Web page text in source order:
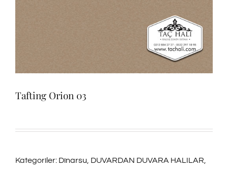
Tafting Orion 03
Kategoriler: Dinarsu, DUVARDAN DUVARA HALILAR,